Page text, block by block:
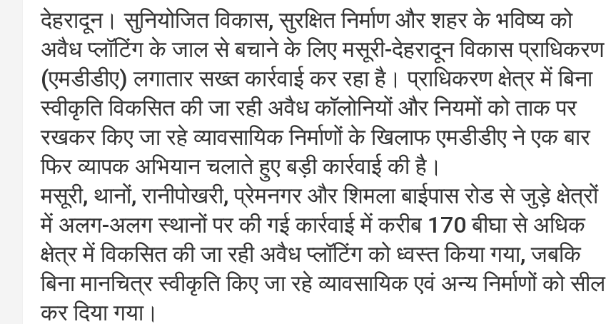
देहरादून। सुनियोजित विकास, सुरक्षित निर्माण और शहर के भविष्य को
अवैध प्लॉटिंग के जाल से बचाने के लिए मसूरी-देहरादून विकास प्राधिकरण
(एमडीडीए) लगातार सख्त कार्रवाई कर रहा है। प्राधिकरण क्षेत्र में बिना
स्वीकृति विकसित की जा रही अवैध कॉलोनियों और नियमों को ताक पर
रखकर किए जा रहे व्यावसायिक निर्माणों के खिलाफ एमडीडीए ने एक बार
फिर व्यापक अभियान चलाते हुए बड़ी कार्रवाई की है।
मसूरी, थानों, रानीपोखरी, प्रेमनगर और शिमला बाईपास रोड से जुड़े क्षेत्रों
में अलग-अलग स्थानों पर की गई कार्रवाई में करीब 170 बीघा से अधिक
क्षेत्र में विकसित की जा रही अवैध प्लॉटिंग को ध्वस्त किया गया, जबकि
बिना मानचित्र स्वीकृति किए जा रहे व्यावसायिक एवं अन्य निर्माणों को सील
कर दिया गया।